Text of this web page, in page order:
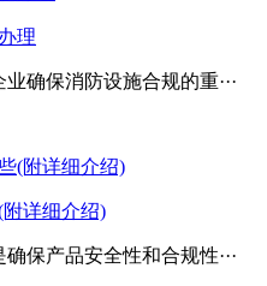
理
确保消防设施合规的重···
详细介绍)
保产品安全性和合规性···